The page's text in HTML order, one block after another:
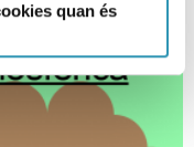
quan és